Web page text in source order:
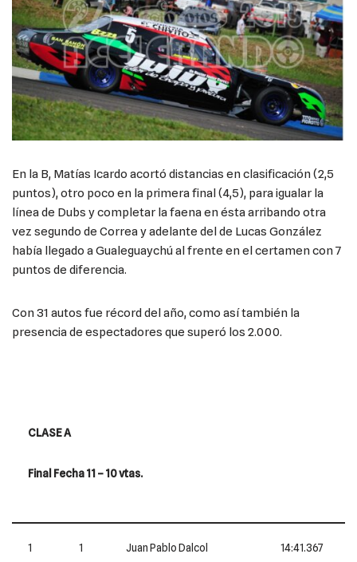
En la B, Matías Icardo acortó distancias en clasificación (2,5
puntos), otro poco en la primera final (4,5), para igualar la
línea de Dubs y completar la faena en ésta arribando otra
vez segundo de Correa y adelante del de Lucas González
había llegado a Gualeguaychú al frente en el certamen con 7
puntos de diferencia.
Con 31 autos fue récord del año, como así también la
presencia de espectadores que superó los 2.000.
CLASE A
Final Fecha 11 – 10 vtas.
1 1 Juan Pablo Dalcol 14:41.367